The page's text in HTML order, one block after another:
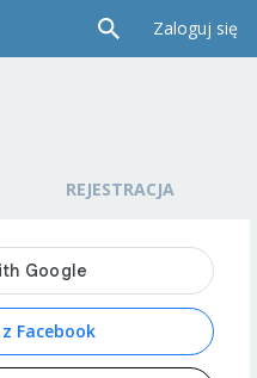
Zaloguj się
REJESTRACJA
Facebook